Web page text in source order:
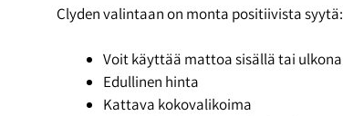
Clyden valintaan on monta positiivista syytä:
Voit käyttää mattoa sisällä tai ulkona
Edullinen hinta
Kattava kokovalikoima